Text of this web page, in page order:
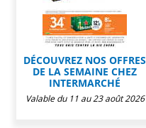
DÉCOUVREZ NOS OFFRES
DE LA SEMAINE CHEZ
INTERMARCHÉ
Valable du 11 au 23 août 2026